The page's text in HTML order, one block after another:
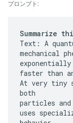
プロンプト:
Summarize
Text: A
mechanical
exponentially
faster than
At very tiny
both
particles and
uses